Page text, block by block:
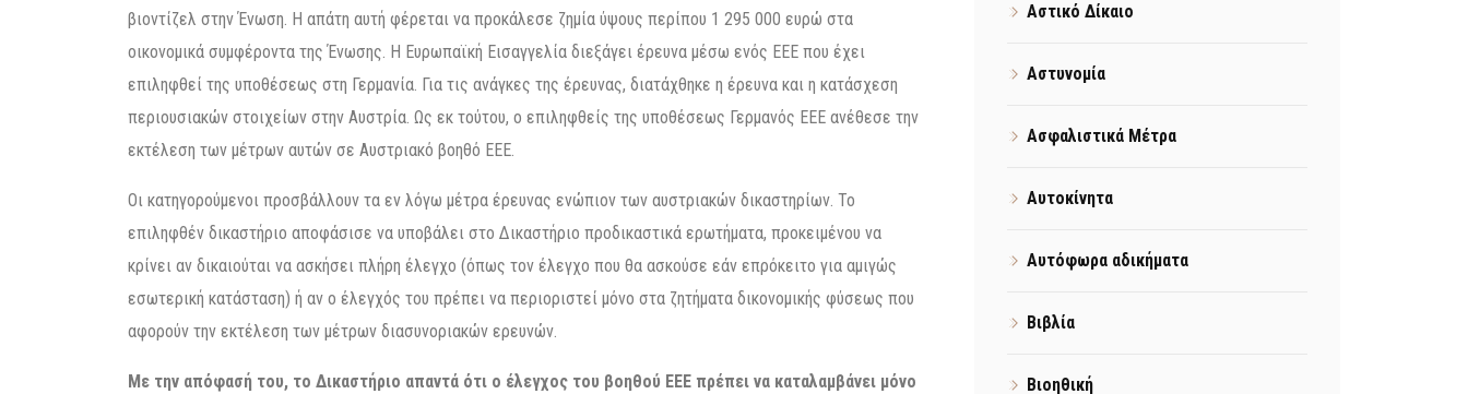
βιοντίζελ στην Ένωση. Η απάτη αυτή φέρεται να προκάλεσε ζημία ύψους περίπου 1 295 000 ευρώ στα
οικονομικά συμφέροντα της Ένωσης. Η Ευρωπαϊκή Εισαγγελία διεξάγει έρευνα μέσω ενός ΕΕΕ που έχει
επιληφθεί της υποθέσεως στη Γερμανία. Για τις ανάγκες της έρευνας, διατάχθηκε η έρευνα και η κατάσχεση
περιουσιακών στοιχείων στην Αυστρία. Ως εκ τούτου, ο επιληφθείς της υποθέσεως Γερμανός ΕΕΕ ανέθεσε την
εκτέλεση των μέτρων αυτών σε Αυστριακό βοηθό ΕΕΕ.
Οι κατηγορούμενοι προσβάλλουν τα εν λόγω μέτρα έρευνας ενώπιον των αυστριακών δικαστηρίων. Το
επιληφθέν δικαστήριο αποφάσισε να υποβάλει στο Δικαστήριο προδικαστικά ερωτήματα, προκειμένου να
κρίνει αν δικαιούται να ασκήσει πλήρη έλεγχο (όπως τον έλεγχο που θα ασκούσε εάν επρόκειτο για αμιγώς
εσωτερική κατάσταση) ή αν ο έλεγχός του πρέπει να περιοριστεί μόνο στα ζητήματα δικονομικής φύσεως που
αφορούν την εκτέλεση των μέτρων διασυνοριακών ερευνών.
Με την απόφασή του, το Δικαστήριο απαντά ότι ο έλεγχος του βοηθού ΕΕΕ πρέπει να καταλαμβάνει μόνο
Αστικό Δίκαιο
Αστυνομία
Ασφαλιστικά Μέτρα
Αυτοκίνητα
Αυτόφωρα αδικήματα
Βιβλία
Βιοηθική